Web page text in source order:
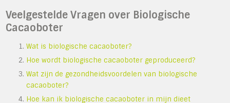
Veelgestelde Vragen over Biologische
Cacaoboter
Wat is biologische cacaoboter?
Hoe wordt biologische cacaoboter geproduceerd?
Wat zijn de gezondheidsvoordelen van biologische
cacaoboter?
Hoe kan ik biologische cacaoboter in mijn dieet